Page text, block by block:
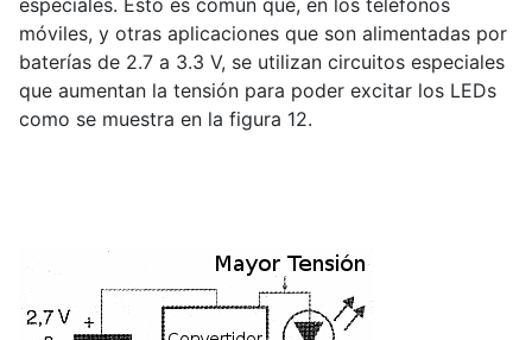
especiales. Esto es común que, en los teléfonos
móviles, y otras aplicaciones que son alimentadas por
baterías de 2.7 a 3.3 V, se utilizan circuitos especiales
que aumentan la tensión para poder excitar los LEDs
como se muestra en la figura 12.